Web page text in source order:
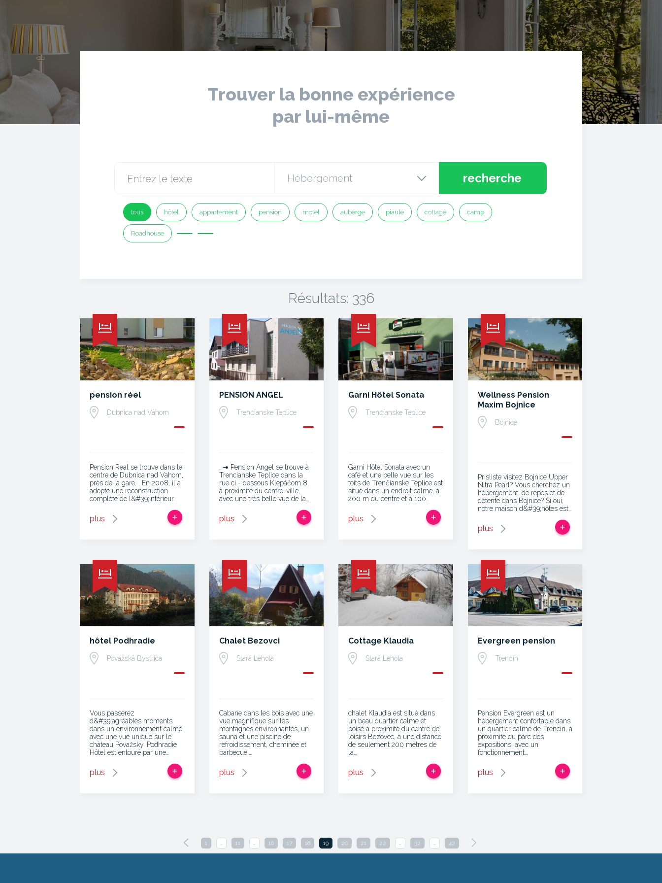
Trouver la bonne expérience
par lui-même
recherche
tous hôtel appartement pension motel auberge piaule cottage camp
Roadhouse
Résultats: 336
pension réel
Dubnica nad Váhom
Pension Real se trouve dans le
centre de Dubnica nad Vahom,
près de la gare. . En 2008, il a
adopté une reconstruction
complète de l&#39;intérieur…
plus
PENSION ANGEL
Trenčianske Teplice
. ⇥ Pension Angel se trouve à
Trencianske Teplice dans la
rue ci - dessous Klepáčom 8,
à proximité du centre-ville,
avec une très belle vue de la…
plus
Garni Hôtel Sonata
Trenčianske Teplice
Garni Hôtel Sonata avec un
café et une belle vue sur les
toits de Trenčianske Teplice est
situé dans un endroit calme, à
200 m du centre et à 100…
plus
Wellness Pension
Maxim Bojnice
Bojnice
Prisliste visitez Bojnice Upper
Nitra Pearl? Vous cherchez un
hébergement, de repos et de
détente dans Bojnice? Si oui,
notre maison d&#39;hôtes est…
plus
hôtel Podhradie
Považská Bystrica
Vous passerez
d&#39;agréables moments
dans un environnement calme
avec une vue unique sur le
château Považský. Podhradie
Hôtel est entouré par une…
plus
Chalet Bezovci
Stará Lehota
Cabane dans les bois avec une
vue magnifique sur les
montagnes environnantes, un
sauna et une piscine de
refroidissement, cheminée et
barbecue,…
plus
Cottage Klaudia
Stará Lehota
chalet Klaudia est situé dans
un beau quartier calme et
boisé à proximité du centre de
loisirs Bezovec, à une distance
de seulement 200 mètres de
la…
plus
Evergreen pension
Trenčín
Pension Evergreen est un
hébergement confortable dans
un quartier calme de Trencin, à
proximité du parc des
expositions, avec un
fonctionnement…
plus
1 … 11 … 16 17 18 19 20 21 22 … 32 … 42